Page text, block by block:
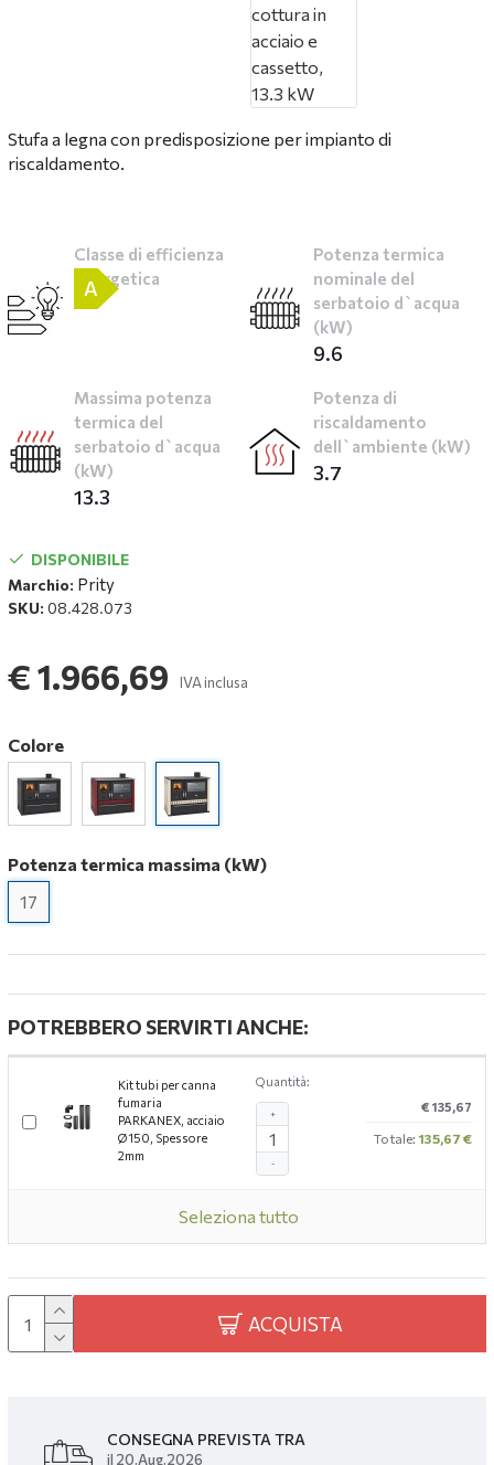
Stufa a legna con predisposizione per impianto di
riscaldamento.
Classe di efficienza
energetica
A
Potenza termica
nominale del
serbatoio d`acqua
(kW)
9.6
Massima potenza
termica del
serbatoio d`acqua
(kW)
13.3
Potenza di
riscaldamento
dell`ambiente (kW)
3.7
DISPONIBILE
Marchio: Prity
SKU: 08.428.073
€ 1.966,69 IVA inclusa
Colore
Potenza termica massima (kW)
17
POTREBBERO SERVIRTI ANCHE:
Kit tubi per canna
fumaria
PARKANEX, acciaio
Ø150, Spessore
2mm
Quantità:
-
+ € 135,67
Totale: 135,67 €
Seleziona tutto
ACQUISTA
CONSEGNA PREVISTA TRA
il 20.Aug.2026